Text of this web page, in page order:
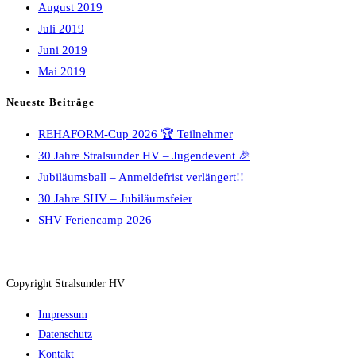
August 2019
Juli 2019
Juni 2019
Mai 2019
Neueste Beiträge
REHAFORM-Cup 2026 🏆 Teilnehmer
30 Jahre Stralsunder HV – Jugendevent 🎉
Jubiläumsball – Anmeldefrist verlängert!!
30 Jahre SHV – Jubiläumsfeier
SHV Feriencamp 2026
Copyright Stralsunder HV
Impressum
Datenschutz
Kontakt